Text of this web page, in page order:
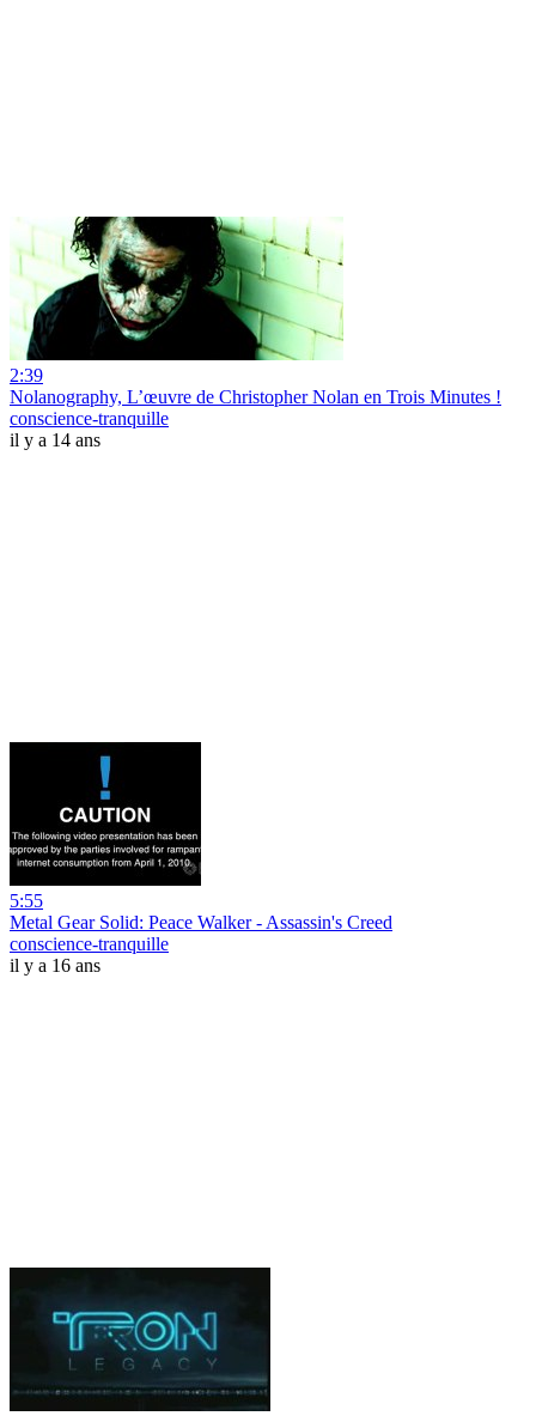
2:39
Nolanography, L’œuvre de Christopher Nolan en Trois Minutes !
conscience-tranquille
il y a 14 ans
5:55
Metal Gear Solid: Peace Walker - Assassin's Creed
conscience-tranquille
il y a 16 ans